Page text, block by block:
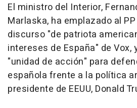
El ministro del Interior,
Marlaska, ha emplazado al
discurso "de patriota
intereses de España" de Vox,
"unidad de acción" para
española frente a la política
presidente de EEUU, Donald